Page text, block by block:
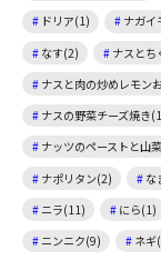
ドリア(1)
ナガイ
なす(2)
ナスとち
ナスと肉の炒めレモン
ナスの野菜チーズ焼き
ナッツのペーストと山
ナポリタン(2)
な
ニラ(11)
にら(1)
ニンニク(9)
ネギ